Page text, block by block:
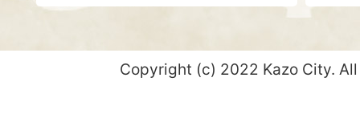
Copyright (c) 2022 Kazo City.